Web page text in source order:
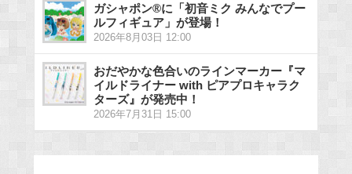
ガシャポン®に「初音ミク みんなでプー
ルフィギュア」が登場！
2026年8月03日 12:00
おだやかな色合いのラインマーカー『マ
イルドライナー with ピアプロキャラク
ターズ』が発売中！
2026年7月31日 15:00